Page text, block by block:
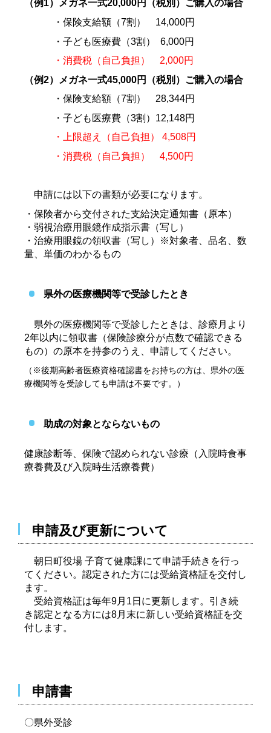
（例1）メガネ一式20,000円（税別）ご購入の場合
・保険支給額（7割） 14,000円
・子ども医療費（3割） 6,000円
・消費税（自己負担） 2,000円
（例2）メガネ一式45,000円（税別）ご購入の場合
・保険支給額（7割） 28,344円
・子ども医療費（3割）12,148円
・上限超え（自己負担） 4,508円
・消費税（自己負担） 4,500円
申請には以下の書類が必要になります。
・保険者から交付された支給決定通知書（原本）
・弱視治療用 眼鏡作成指示書（写し）
・治療用眼鏡の領収書（写し）※対象者、品名、数
量、単価のわかるもの
県外の医療機関等で受診したとき
県外の医療機関等で受診したときは、診療月より
2年以内に領収書（保険診療分が点数で確認できる
もの）の原本を持参のうえ、申請してください。
（※後期高齢者医療資格確認書をお持ちの方は、県外の医
療機関等を受診しても申請は不要です。）
助成の対象とならないもの
健康診断等、保険で認められない診療（入院時食事
療養費及び入院時生活療養費）
申請及び更新について
朝日町役場 子育て健康課にて申請手続きを行っ
てください。認定された方には受給資格証を交付し
ます。
受給資格証は毎年9月1日に更新します。引き続
き認定となる方には8月末に新しい受給資格証を交
付します。
申請書
〇県外受診